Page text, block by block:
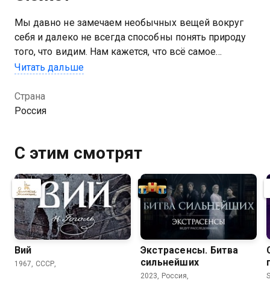
Мы давно не замечаем необычных вещей вокруг
себя и далеко не всегда способны понять природу
того, что видим. Нам кажется, что всё самое
интересное - где-то далеко. Создатели проекта
Читать дальше
Страна
Россия
С этим смотрят
Вий
1967, СССР,
Экстрасенсы. Битва
сильнейших
2023, Россия,